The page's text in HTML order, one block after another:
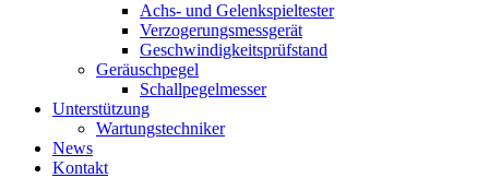
Achs- und Gelenkspieltester
Verzogerungsmessgerät
Geschwindigkeitsprüfstand
Geräuschpegel
Schallpegelmesser
Unterstützung
Wartungstechniker
News
Kontakt